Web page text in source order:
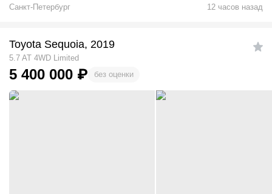
Санкт-Петербург 12 часов назад
Toyota Sequoia, 2019
5.7 AT 4WD Limited
5 400 000 ₽ без оценки